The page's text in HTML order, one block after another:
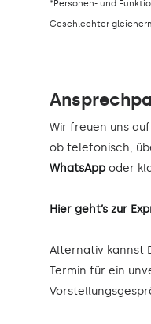
*Personen- und
Geschlechter
Wir freuen uns
ob telefonisch,
WhatsApp oder
Hier geht’s zur
Alternativ kannst
Termin für ein